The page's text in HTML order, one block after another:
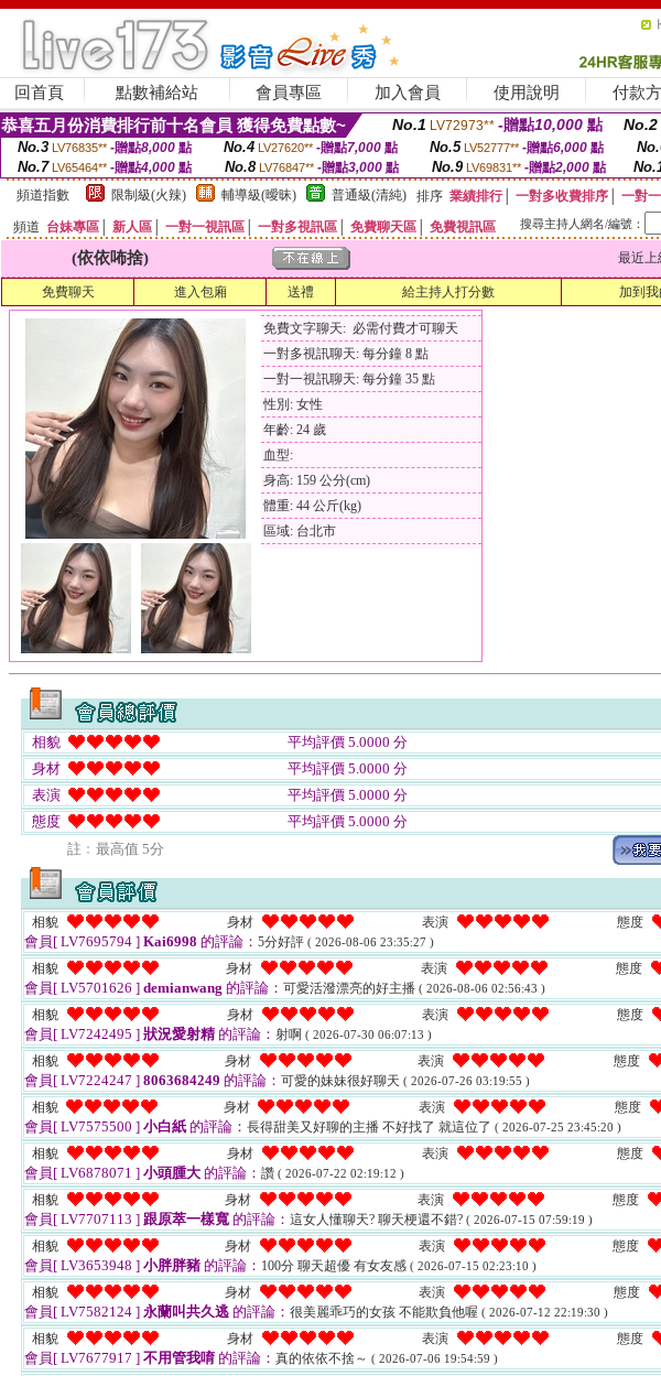
回首頁 點數補給站 會員專區 加入會員 使用說明 付款
恭喜五月份消費排行前十名會員 獲得免費點數~ No.1 LV72973** -贈點10,000 點 No.2
No.3 LV76835** -贈點8,000點 No.4 LV27620** -贈點7,000點 No.5 LV52777** -贈點6,000點
No.7 LV65464** -贈點4,000 點 No.8 LV76847** -贈點3,000 點 No.9 LV69831** -贈點2,000點
頻道指數 限制級(火辣) 輔導級(曖昧) 普通級(清純) 排序 業績排行│ 一對多收費排序
一對
頻道 台妹專區 新人區 一對一視訊區 一對多視訊區 免費聊天區 免費視訊區 搜尋主持人網名/編號：
(依依咘捨) 最近上
免費聊天 進入包廂 送禮 給主持人打分數 加到
免費文字聊天: 必需付費才可聊天
一對多視訊聊天: 每分鐘 8 點
一對一視訊聊天: 每分鐘 35 點
性別: 女性
年齡: 24 歲
血型:
身高: 159 公分(cm)
體重: 44 公斤(kg)
區域: 台北市
相貌
平均評價 5.0000 分
身材
平均評價 5.0000 分
表演
平均評價 5.0000 分
態度
平均評價 5.0000 分
註﹕最高值 5分
相貌 身材 表演 態度
會員[ LV7695794 ] Kai6998 的評論： 5分好評 ( 2026-08-06 23:35:27 )
相貌 身材 表演 態度
會員[ LV5701626 ] demianwang 的評論： 可愛活潑漂亮的好主播 ( 2026-08-06 02:56:43 )
相貌 身材 表演 態度
會員[ LV7242495 ] 狀況愛射精 的評論： 射啊 ( 2026-07-30 06:07:13 )
相貌 身材 表演 態度
會員[ LV7224247 ] 8063684249 的評論： 可愛的妹妹很好聊天 ( 2026-07-26 03:19:55 )
相貌 身材 表演 態度
會員[ LV7575500 ] 小白紙 的評論： 長得甜美又好聊的主播 不好找了 就這位了 ( 2026-07-25 23:45:20 )
相貌 身材 表演 態度
會員[ LV6878071 ] 小頭腫大 的評論： 讚 ( 2026-07-22 02:19:12 )
相貌 身材 表演 態度
會員[ LV7707113 ] 跟原萃一樣寬 的評論： 這女人懂聊天? 聊天梗還不錯? ( 2026-07-15 07:59:19 )
相貌 身材 表演 態度
會員[ LV3653948 ] 小胖胖豬 的評論： 100分 聊天超優 有女友感 ( 2026-07-15 02:23:10 )
相貌 身材 表演 態度
會員[ LV7582124 ] 永蘭叫共久逃 的評論： 很美麗乖巧的女孩 不能欺負他喔 ( 2026-07-12 22:19:30 )
相貌 身材 表演 態度
會員[ LV7677917 ] 不用管我唷的評論： 真的依依不捨～ ( 2026-07-06 19:54:59 )